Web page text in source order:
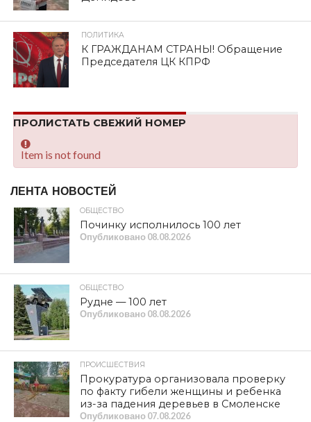
ПОЛИТИКА
К ГРАЖДАНАМ СТРАНЫ! Обращение
Председателя ЦК КПРФ
ПРОЛИСТАТЬ СВЕЖИЙ НОМЕР
Item is not found
ЛЕНТА НОВОСТЕЙ
ОБЩЕСТВО
Починку исполнилось 100 лет
Опубликовано 08.08.2026
ОБЩЕСТВО
Рудне — 100 лет
Опубликовано 08.08.2026
ПРОИСШЕСТВИЯ
Прокуратура организовала проверку
по факту гибели женщины и ребенка
из-за падения деревьев в Смоленске
Опубликовано 07.08.2026